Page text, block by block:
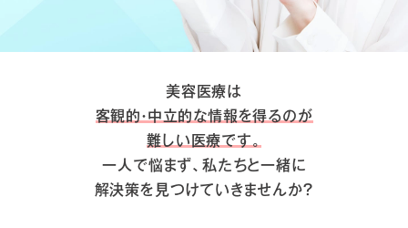
美容医療は
客観的・中立的な情報を得るのが
難しい医療です。
一人で悩まず、私たちと一緒に
解決策を見つけていきませんか？